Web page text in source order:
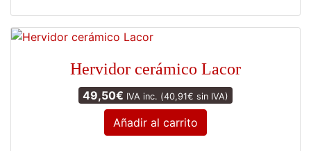
producto
variantes.
Las
opciones
se
Hervidor cerámico Lacor
49,50€ IVA inc. (40,91€ sin IVA)
Añadir al carrito